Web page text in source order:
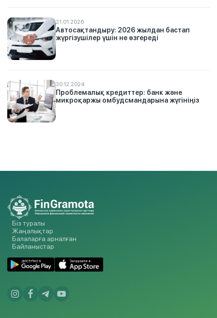
21.01.2026
Автосақтандыру: 2026 жылдан бастап
жүргізушілер үшін не өзгереді
30.12.2024
Проблемалық кредиттер: банк және
микроқаржы омбудсмандарына жүгініңіз
Біз туралы
Жаңалықтар
Балаларға арналған
Байланыстар